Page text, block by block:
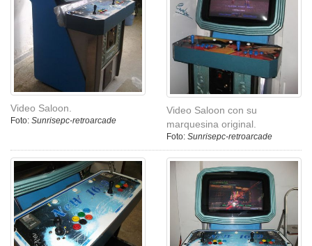
Video Saloon.
Foto: Sunrisepc-retroarcade
Video Saloon con su
marquesina original.
Foto: Sunrisepc-retroarcade